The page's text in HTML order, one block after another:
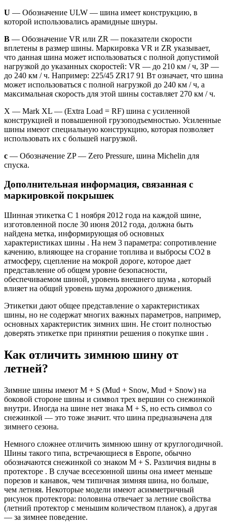
U — Обозначение ULW — шина имеет конструкцию, в
которой использовались арамидные шнуры.
В — Обозначение VR или ZR — показатели скорости
вплетены в размер шины. Маркировка VR и ZR указывает,
что данная шина может использоваться с полной допустимой
нагрузкой до указанных скоростей: VR — до 210 км / ч, ЗР —
до 240 км / ч. Например: 225/45 ZR17 91 Вт означает, что шина
может использоваться с полной нагрузкой до 240 км / ч, а
максимальная скорость для этой шины составляет 270 км / ч.
X — Mark XL — (Extra Load = RF) шина с усиленной
конструкцией и повышенной грузоподъемностью. Усиленные
шины имеют специальную конструкцию, которая позволяет
использовать их с большей нагрузкой.
с — Обозначение ZP — Zero Pressure, шина Michelin для
спуска.
Дополнительная информация, связанная с
маркировкой покрышек
Шинная этикетка С 1 ноября 2012 года на каждой шине,
изготовленной после 30 июня 2012 года, должна быть
найдена метка, информирующая об основных
характеристиках шины . На нем 3 параметра: сопротивление
качению, влияющее на сгорание топлива и выбросы CO2 в
атмосферу, сцепление на мокрой дороге, которое дает
представление об общем уровне безопасности,
обеспечиваемом шиной, уровень внешнего шума , который
влияет на общий уровень шума дорожного движения.
Этикетки дают общее представление о характеристиках
шины, но не содержат многих важных параметров, например,
основных характеристик зимних шин. Не стоит полностью
доверять этикетке при принятии решения о покупке шин .
Как отличить зимнюю шину от
летней?
Зимние шины имеют M + S (Mud + Snow, Mud + Snow) на
боковой стороне шины и символ трех вершин со снежинкой
внутри. Иногда на шине нет знака M + S, но есть символ со
снежинкой — это тоже значит. что шина предназначена для
зимнего сезона.
Немного сложнее отличить зимнюю шину от круглогодичной.
Шины такого типа, встречающиеся в Европе, обычно
обозначаются снежинкой со знаком M + S. Различия видны в
протекторе . В случае всесезонной шины она имеет меньше
порезов и канавок, чем типичная зимняя шина, но больше,
чем летняя. Некоторые модели имеют асимметричный
рисунок протектора: половина отвечает за летние свойства
(летний протектор с меньшим количеством планок), а другая
— за зимнее поведение.